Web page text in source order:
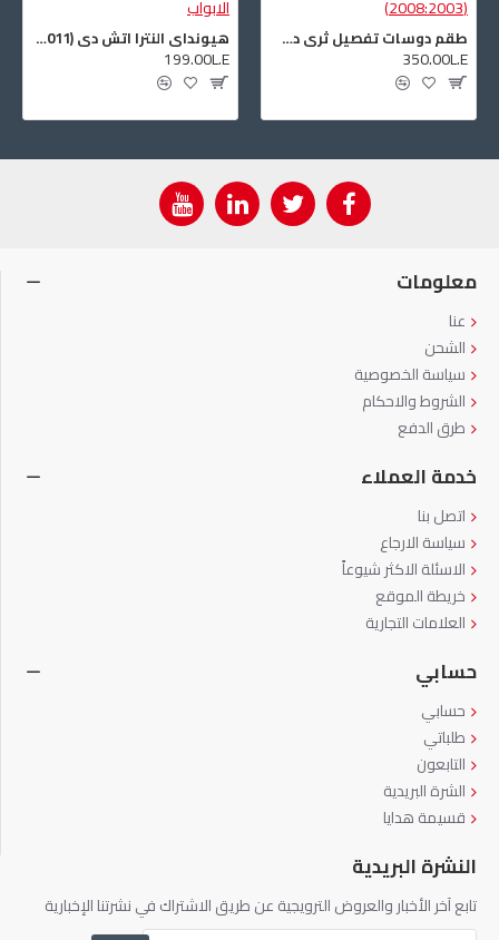
طقم دوسات تفصيل ثري دي تيوتا كرولا ا للموديلات (2008:2003)
350.00L.E
هيونداي النترا اتش دي (2007:2011) نواكل اوكر الابواب
199.00L.E
معلومات
عنا
الشحن
سياسة الخصوصية
الشروط والاحكام
طرق الدفع
خدمة العملاء
اتصل بنا
سياسة الارجاع
الاسئلة الاكثر شيوعاً
خريطة الموقع
العلامات التجارية
حسابي
حسابي
طلباتي
التابعون
الشرة البريدية
قسيمة هدايا
النشرة البريدية
تابع آخر الأخبار والعروض الترويجية عن طريق الاشتراك في نشرتنا الإخبارية